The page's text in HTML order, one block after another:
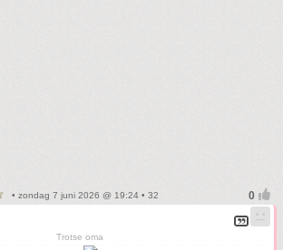
• zondag 7 juni 2026 @ 19:24 • 32
Trotse oma